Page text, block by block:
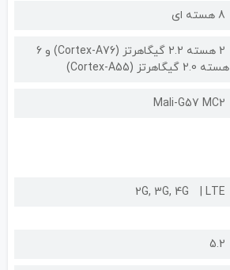
8 هسته ای
2 هسته 2.2 گیگاهرتز (Cortex-A76) و 6
هسته 2.0 گیگاهرتز (Cortex-A55)
Mali-G57 MC2
2G, 3G, 4G LTE
5.2